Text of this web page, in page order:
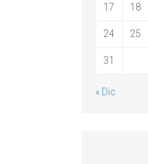
17 18
24 25
31
« Dic